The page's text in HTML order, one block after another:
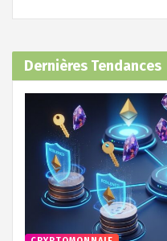
Dernières Tendances